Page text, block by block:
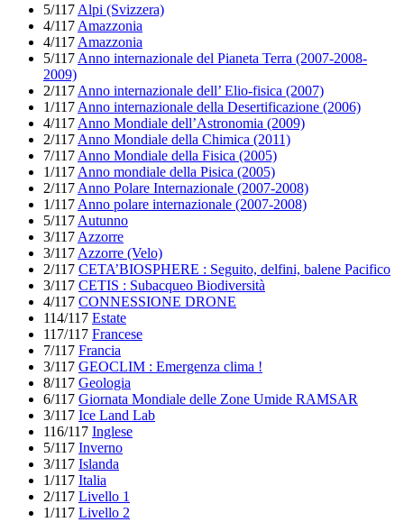
5/117 Alpi (Svizzera)
4/117 Amazzonia
4/117 Amazzonia
5/117 Anno internazionale del Pianeta Terra (2007-2008-
2009)
2/117 Anno internazionale dell’ Elio-fisica (2007)
1/117 Anno internazionale della Desertificazione (2006)
4/117 Anno Mondiale dell’Astronomia (2009)
2/117 Anno Mondiale della Chimica (2011)
7/117 Anno Mondiale della Fisica (2005)
1/117 Anno mondiale della Pisica (2005)
2/117 Anno Polare Internazionale (2007-2008)
1/117 Anno polare internazionale (2007-2008)
5/117 Autunno
3/117 Azzorre
3/117 Azzorre (Velo)
2/117 CETA’BIOSPHERE : Seguito, delfini, balene Pacifico
3/117 CETIS : Subacqueo Biodiversità
4/117 CONNESSIONE DRONE
114/117 Estate
117/117 Francese
7/117 Francia
3/117 GEOCLIM : Emergenza clima !
8/117 Geologia
6/117 Giornata Mondiale delle Zone Umide RAMSAR
3/117 Ice Land Lab
116/117 Inglese
5/117 Inverno
3/117 Islanda
1/117 Italia
2/117 Livello 1
1/117 Livello 2